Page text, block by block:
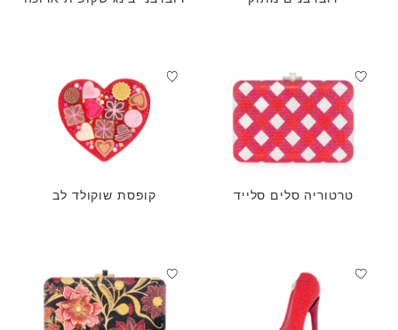
טרטוריה סלים סלייד קופסת שוקולד לב